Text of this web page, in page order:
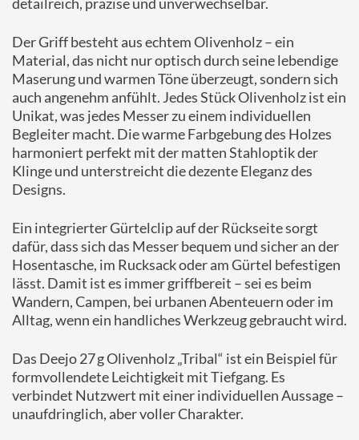
Der Griff besteht aus echtem Olivenholz – ein
Material, das nicht nur optisch durch seine lebendige
Maserung und warmen Töne überzeugt, sondern sich
auch angenehm anfühlt. Jedes Stück Olivenholz ist ein
Unikat, was jedes Messer zu einem individuellen
Begleiter macht. Die warme Farbgebung des Holzes
harmoniert perfekt mit der matten Stahloptik der
Klinge und unterstreicht die dezente Eleganz des
Designs.
Ein integrierter Gürtelclip auf der Rückseite sorgt
dafür, dass sich das Messer bequem und sicher an der
Hosentasche, im Rucksack oder am Gürtel befestigen
lässt. Damit ist es immer griffbereit – sei es beim
Wandern, Campen, bei urbanen Abenteuern oder im
Alltag, wenn ein handliches Werkzeug gebraucht wird.
Das Deejo 27 g Olivenholz „Tribal“ ist ein Beispiel für
formvollendete Leichtigkeit mit Tiefgang. Es
verbindet Nutzwert mit einer individuellen Aussage –
unaufdringlich, aber voller Charakter.